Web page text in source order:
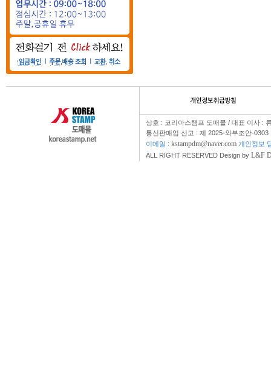
상호 : 코리아스탬프 도매몰 / 대표 이사 :
통신판매업 신고 : 제 2025-와부조안-
이메일 : kstampdm@naver.com 개인정보
ALL RIGHT RESERVED Design by L&F